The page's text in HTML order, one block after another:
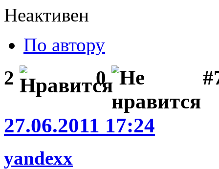
Неактивен
По автору
2 0
27.06.2011 17:24
yandexx